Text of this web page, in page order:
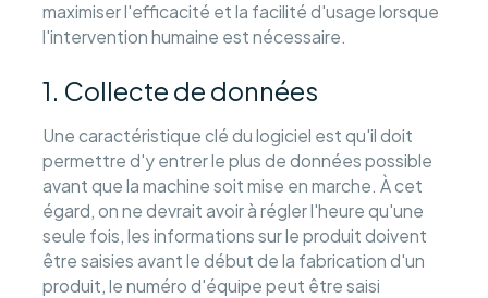
maximiser l'efficacité et la facilité d'usage lorsque
l'intervention humaine est nécessaire.
1. Collecte de données
Une caractéristique clé du logiciel est qu'il doit
permettre d'y entrer le plus de données possible
avant que la machine soit mise en marche. À cet
égard, on ne devrait avoir à régler l'heure qu'une
seule fois, les informations sur le produit doivent
être saisies avant le début de la fabrication d'un
produit, le numéro d'équipe peut être saisi